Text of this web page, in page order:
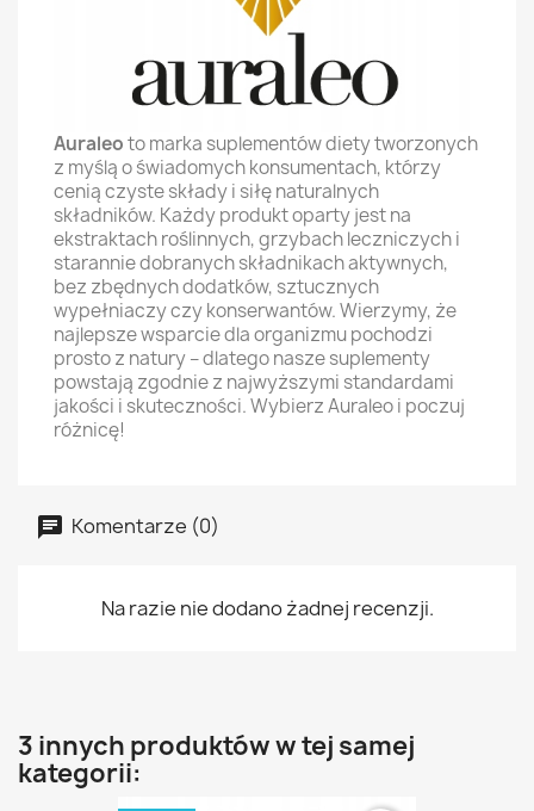
Auraleoto marka suplementów diety tworzonych
z myślą o świadomych konsumentach, którzy
cenią czyste składy i siłę naturalnych
składników. Każdy produkt oparty jest na
ekstraktach roślinnych, grzybach leczniczych i
starannie dobranych składnikach aktywnych,
bez zbędnych dodatków, sztucznych
wypełniaczy czy konserwantów. Wierzymy, że
najlepsze wsparcie dla organizmu pochodzi
prosto z natury – dlatego nasze suplementy
powstają zgodnie z najwyższymi standardami
jakości i skuteczności. Wybierz Auraleo i poczuj
różnicę!
Komentarze (0)
Na razie nie dodano żadnej recenzji.
3 innych produktów w tej samej
kategorii: